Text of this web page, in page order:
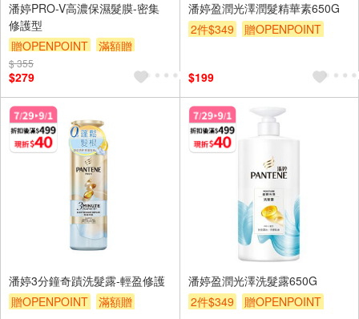
潘婷PRO-V高濃保濕髮膜-密集
修護型
贈OPENPOINT
滿額贈
滿額折
$ 355
$279
潘婷盈潤光澤潤髮精華素650G
2件$349
贈OPENPOINT
$199
潘婷3分鐘奇蹟洗髮露-輕盈修護
贈OPENPOINT
滿額贈
潘婷盈潤光澤洗髮露650G
2件$349
贈OPENPOINT